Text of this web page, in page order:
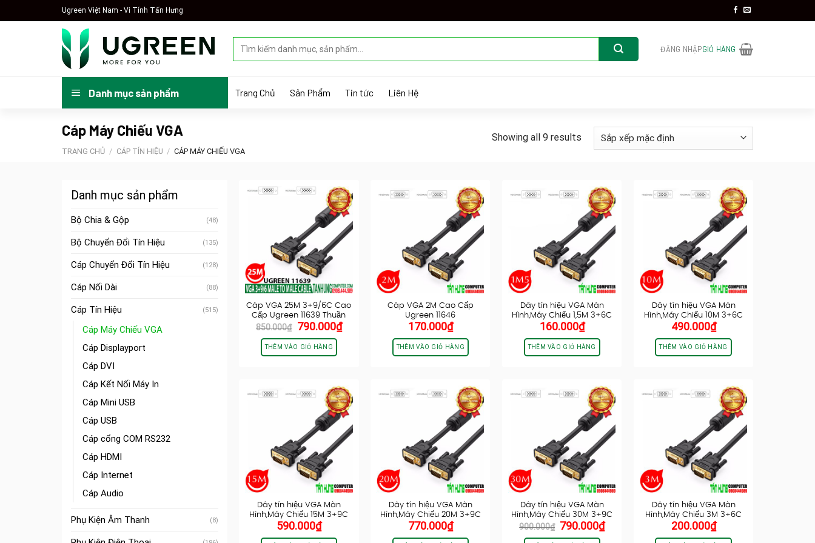
to
Ugreen Việt Nam - Vi Tính Tấn Hưng
kiếm:
ĐĂNG NHẬPGIỎ HÀNG
Danh mục sản phẩm Trang Chủ Sản Phẩm Tin tức Liên Hệ
Cáp Máy Chiếu VGA
TRANG CHỦ / CÁP TÍN HIỆU / CÁP MÁY CHIẾU VGA
Showing all 9 results
Danh mục sản phẩm
Bộ Chia & Gộp (48)
Bộ Chuyển Đổi Tín Hiệu (135)
Cáp Chuyển Đổi Tín Hiệu (128)
Cáp Nối Dài (88)
Cáp Tín Hiệu (515)
Cáp Máy Chiếu VGA
Cáp Displayport
Cáp DVI
Cáp Kết Nối Máy In
Cáp Mini USB
Cáp USB
Cáp cổng COM RS232
Cáp HDMI
Cáp Internet
Cáp Audio
Phụ Kiện Âm Thanh (8)
Cáp VGA 25M 3+9/6C Cao
Cấp Ugreen 11639 Thuần
Đồng…
850.000₫
Giá
gốc
là:
850.000₫.
790.000₫Giá
THÊM VÀO GIỎ HÀNG
Cáp VGA 2M Cao Cấp
Ugreen 11646
170.000₫
THÊM VÀO GIỎ HÀNG
Dây tín hiệu VGA Màn
Hình,Máy Chiếu 1,5M 3+6C
Cao…
160.000₫
THÊM VÀO GIỎ HÀNG
Dây tín hiệu VGA Màn
Hình,Máy Chiếu 10M 3+6C
Cao…
490.000₫
THÊM VÀO GIỎ HÀNG
Dây tín hiệu VGA Màn
Hình,Máy Chiếu 15M 3+9C
Cao…
590.000₫
Dây tín hiệu VGA Màn
Hình,Máy Chiếu 20M 3+9C
Cao…
770.000₫
Dây tín hiệu VGA Màn
Hình,Máy Chiếu 30M 3+9C
Cao…
900.000₫ Giá
gốc
790.000₫Giá
Dây tín hiệu VGA Màn
Hình,Máy Chiếu 3M 3+6C
Cao…
200.000₫